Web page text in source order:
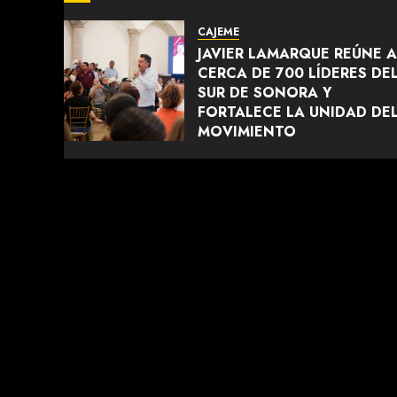
CAJEME
JAVIER LAMARQUE REÚNE A
CERCA DE 700 LÍDERES DEL
SUR DE SONORA Y
FORTALECE LA UNIDAD DEL
MOVIMIENTO